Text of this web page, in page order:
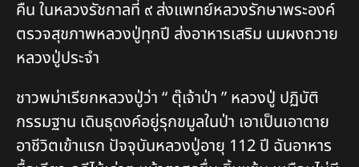
คืน ในหลวงรัชกาลที่ ๙ ส่งแพทย์หลวงรักษาพระองค์
ตรวจสุขภาพหลวงปู่ทุกปี ส่งอาหารเสริม นมผงถวาย
หลวงปู่ประจำ
ชาวพม่าเรียกหลวงปู่ว่า “ ตุ๊เจ้าป่า ” หลวงปู่ ปฏิบัติ
กรรมฐาน เดินธุดงค์อยู่รุกขมูลในป่า เอาเป็นเอาตาย
อาชีวิตเข้าแรก ปัจจุบันหลวงปู่อายุ 112 ปี ฉันอาหาร